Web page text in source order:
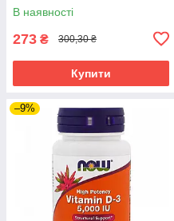
В наявності
273 ₴ 300,30 ₴
Купити
–9%